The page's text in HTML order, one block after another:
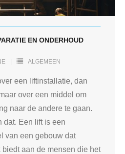
EN ONDERHOUD
ALGEMEEN
een liftinstallatie, dan
over een middel om
naar de andere te gaan.
dat. Een lift is een
van een gebouw dat
aan de mensen die het